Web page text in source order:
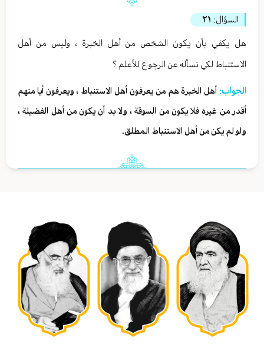
السؤال: ٢١
هل يكفي بأن يكون الشخص من أهل الخبرة ، وليس من أهل
الاستنباط لكي نسأله عن الرجوع للأعلم ؟
الجواب: أهل الخبرة هم من يعرفون أهل الاستنباط ، ويعرفون أيا منهم
أقدر من غيره فلا يكون من السوقة ، ولا بد أن يكون من أهل الفضيلة ،
ولو لم يكن من أهل الاستنباط المطلق.